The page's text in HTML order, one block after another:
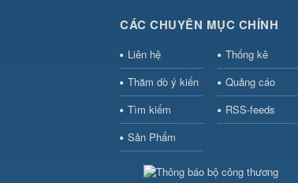
CÁC CHUYÊN MỤC CHÍNH
Liên hệ
Thống kê
Thăm dò ý kiến
Quảng cáo
Tìm kiếm
RSS-feeds
Sản Phẩm